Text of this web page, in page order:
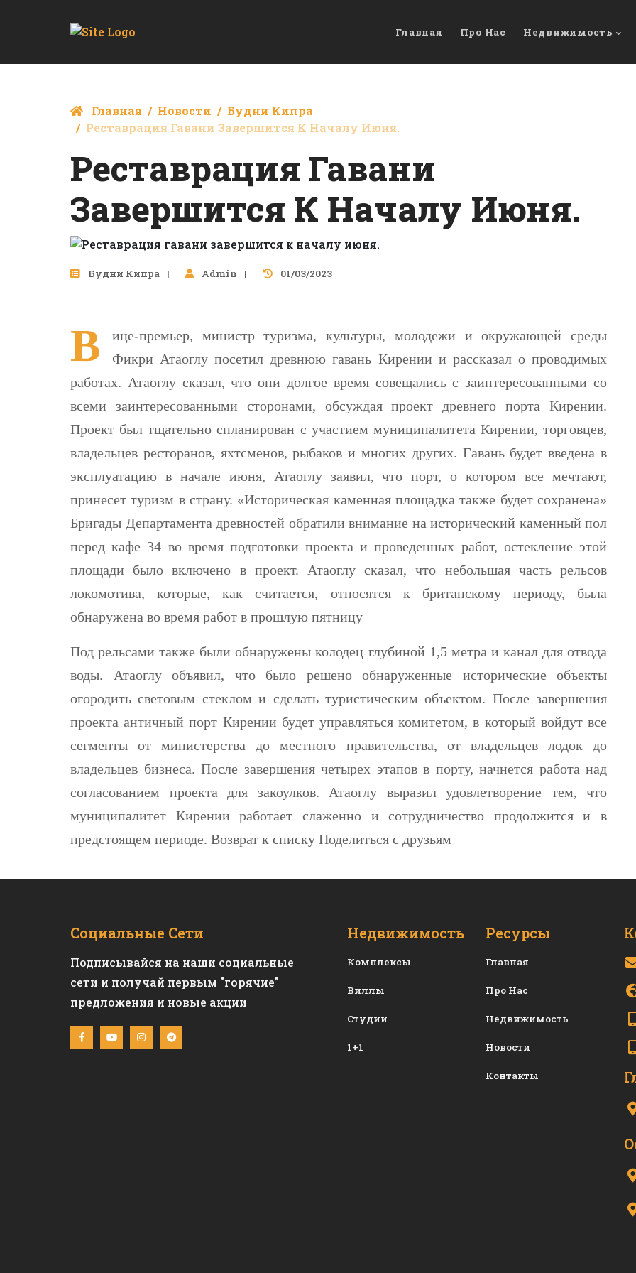
Главная Про Нас Недвижимость
Главная Новости
Будни Кипра
Реставрация Гавани Завершится К Началу Июня.
Реставрация Гавани
Завершится К Началу Июня.
Будни Кипра Admin 01/03/2023
В
ице-премьер, министр туризма, культуры, молодежи и окружающей среды
Фикри Атаоглу посетил древнюю гавань Кирении и рассказал о проводимых
работах. Атаоглу сказал, что они долгое время совещались с заинтересованными со
всеми заинтересованными сторонами, обсуждая проект древнего порта Кирении.
Проект был тщательно спланирован с участием муниципалитета Кирении, торговцев,
владельцев ресторанов, яхтсменов, рыбаков и многих других. Гавань будет введена в
эксплуатацию в начале июня, Атаоглу заявил, что порт, о котором все мечтают,
принесет туризм в страну. «Историческая каменная площадка также будет сохранена»
Бригады Департамента древностей обратили внимание на исторический каменный пол
перед кафе 34 во время подготовки проекта и проведенных работ, остекление этой
площади было включено в проект. Атаоглу сказал, что небольшая часть рельсов
локомотива, которые, как считается, относятся к британскому периоду, была
обнаружена во время работ в прошлую пятницу
Под рельсами также были обнаружены колодец глубиной 1,5 метра и канал для отвода
воды. Атаоглу объявил, что было решено обнаруженные исторические объекты
огородить световым стеклом и сделать туристическим объектом. После завершения
проекта античный порт Кирении будет управляться комитетом, в который войдут все
сегменты от министерства до местного правительства, от владельцев лодок до
владельцев бизнеса. После завершения четырех этапов в порту, начнется работа над
согласованием проекта для закоулков. Атаоглу выразил удовлетворение тем, что
муниципалитет Кирении работает слаженно и сотрудничество продолжится и в
предстоящем периоде. Возврат к списку Поделиться с друзьям
Социальные Сети
Подписывайся на наши социальные
сети и получай первым "горячие"
предложения и новые акции
Недвижимость
Комплексы
Виллы
Студии
1+1
Ресурсы
Главная
Про Нас
Недвижимость
Новости
Контакты